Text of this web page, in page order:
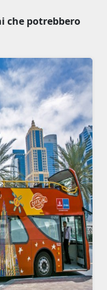
che potrebbero